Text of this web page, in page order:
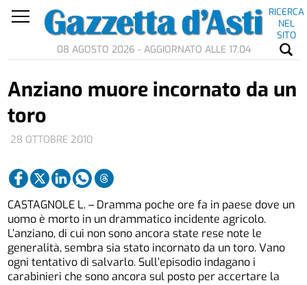
RICERCA
NEL
SITO
08 AGOSTO 2026 - AGGIORNATO ALLE 17.04
28 OTTOBRE 2010
Anziano muore incornato da un
toro
CASTAGNOLE L. – Dramma poche ore fa in paese dove un
uomo è morto in un drammatico incidente agricolo.
L’anziano, di cui non sono ancora state rese note le
generalità, sembra sia stato incornato da un toro. Vano
ogni tentativo di salvarlo. Sull’episodio indagano i
carabinieri che sono ancora sul posto per accertare la